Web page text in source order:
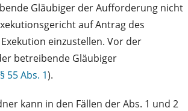
Gläubiger der Aufforderung nicht
auf Antrag des
einzustellen. Vor der
betreibende Gläubiger
§ 55 Abs. 1).
kann in den Fällen der Abs. 1 und 2